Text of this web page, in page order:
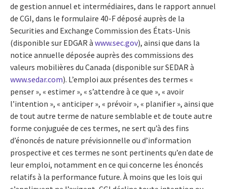
de gestion annuel et intermédiaires, dans le rapport annuel
de CGI, dans le formulaire 40-F déposé auprès de la
Securities and Exchange Commission des États-Unis
(disponible sur EDGAR à www.sec.gov), ainsi que dans la
notice annuelle déposée auprès des commissions des
valeurs mobilières du Canada (disponible sur SEDAR à
www.sedar.com). L’emploi aux présentes des termes «
penser », « estimer », « s’attendre à ce que », « avoir
l’intention », « anticiper », « prévoir », « planifier », ainsi que
de tout autre terme de nature semblable et de toute autre
forme conjuguée de ces termes, ne sert qu’à des fins
d’énoncés de nature prévisionnelle ou d’information
prospective et ces termes ne sont pertinents qu’en date de
leur emploi, notamment en ce qui concerne les énoncés
relatifs à la performance future. À moins que les lois qui